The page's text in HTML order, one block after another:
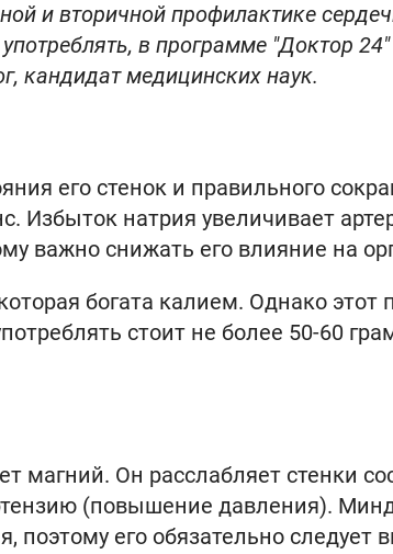
и вторичной профилактике
в программе "Доктор
кандидат медицинских наук.
его стенок и правильного
Избыток натрия увеличивает
важно снижать его влияние на
богата калием. Однако этот
стоит не более 50-60
магний. Он расслабляет стенки
(повышение давления).
его обязательно следует